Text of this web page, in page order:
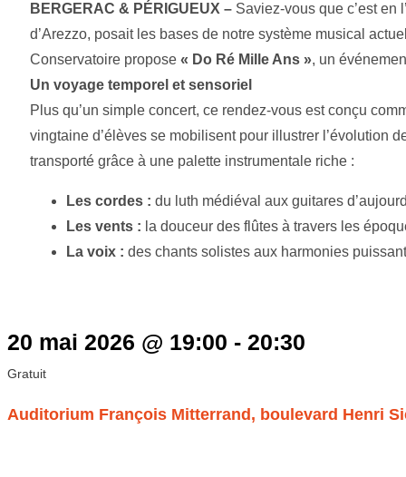
BERGERAC & PÉRIGUEUX – Saviez-vous que c’est en
d’Arezzo, posait les bases de notre système musical
Conservatoire propose « Do Ré Mille Ans », un
Un voyage temporel et sensoriel
Plus qu’un simple concert, ce rendez-vous est conçu
vingtaine d’élèves se mobilisent pour illustrer l’évolution
transporté grâce à une palette instrumentale riche :
Les cordes : du luth médiéval aux guitares
Les vents : la douceur des flûtes à travers les
La voix : des chants solistes aux harmonies
20 mai 2026 @ 19:00 - 20:30
Gratuit
Auditorium François Mitterrand, boulevard Henri